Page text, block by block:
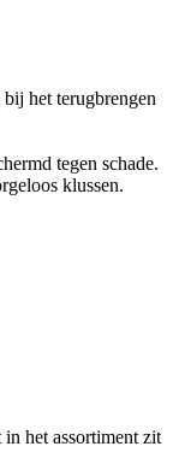
het terugbrengen
tegen schade.
klussen.
het assortiment zit